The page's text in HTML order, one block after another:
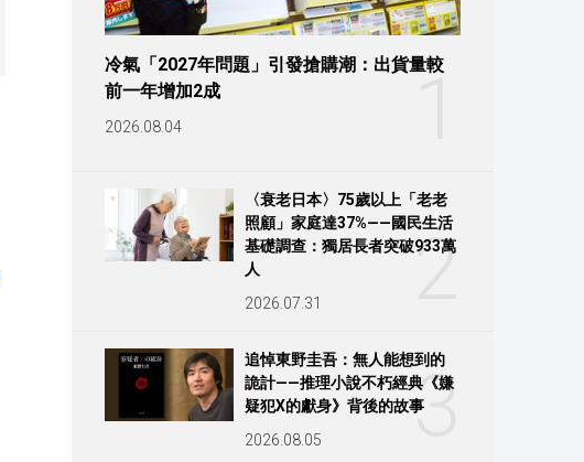
冷氣「2027年問題」引發搶購潮：出貨量較
前一年增加2成
2026.08.04
2
〈衰老日本〉75歲以上「老老
照顧」家庭達37%——國民生活
基礎調查：獨居長者突破933萬
人
2026.07.31
3
追悼東野圭吾：無人能想到的
詭計——推理小說不朽經典《嫌
疑犯X的獻身》背後的故事
2026.08.05